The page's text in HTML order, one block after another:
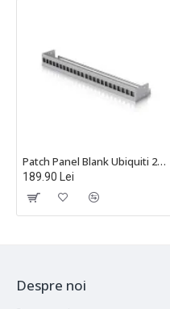
Patch Panel Blank Ubiquiti 24 de porturi neechipat, suport de cabluri, UACC-Rack-Panel-Patch-Blank-24
189.90 Lei
Despre noi